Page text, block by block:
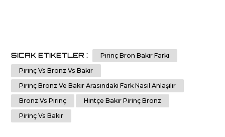
SICAK ETIKETLER :
Pirinç Bron Bakır Farkı
Pirinç Vs Bronz Vs Bakır
Pirinç Bronz Ve Bakır Arasındaki Fark Nasıl Anlaşılır
Bronz Vs Pirinç
Hintçe Bakır Pirinç Bronz
Pirinç Vs Bakır